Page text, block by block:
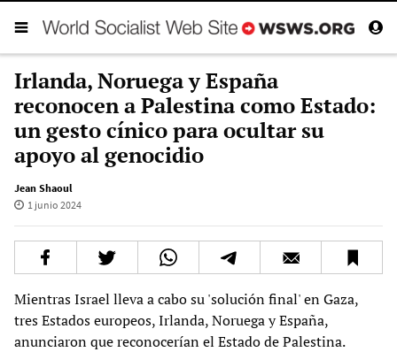
Irlanda, Noruega y España
reconocen a Palestina como Estado:
un gesto cínico para ocultar su
apoyo al genocidio
Jean Shaoul
1 junio 2024
Mientras Israel lleva a cabo su 'solución final' en Gaza,
tres Estados europeos, Irlanda, Noruega y España,
anunciaron que reconocerían el Estado de Palestina.